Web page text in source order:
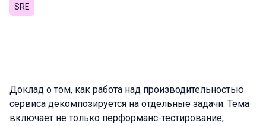
SRE
Доклад о том, как работа над производительностью
сервиса декомпозируется на отдельные задачи. Тема
включает не только перформанс-тестирование,